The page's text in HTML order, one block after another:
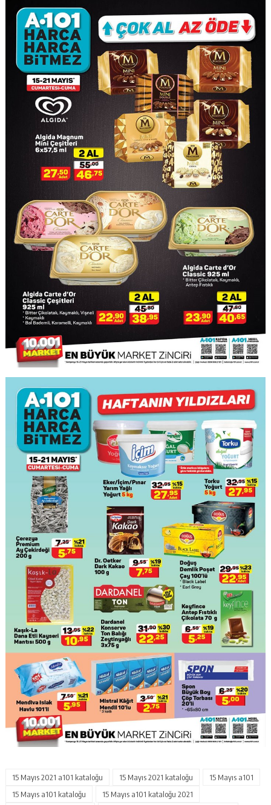
15 Mayıs 2021 a101 kataloğu 15 Mayıs 2021 kataloğu
15 Mayıs a101
15 Mayıs a101 kataloğu
15 Mayıs a101 kataloğu 2021